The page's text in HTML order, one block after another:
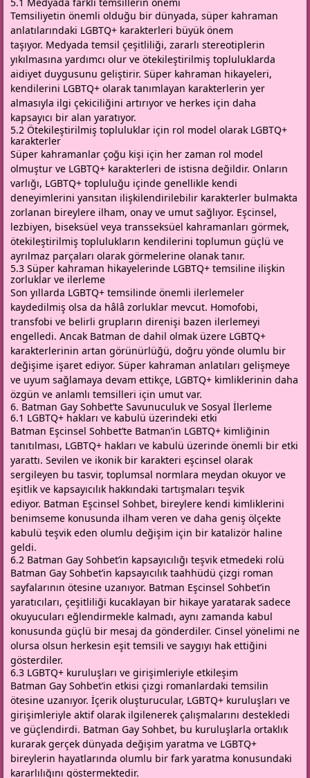
Temsiliyetin önemli olduğu bir dünyada, süper kahraman
anlatılarındaki LGBTQ+ karakterleri büyük önem
taşıyor. Medyada temsil çeşitliliği, zararlı stereotiplerin
yıkılmasına yardımcı olur ve ötekileştirilmiş topluluklarda
aidiyet duygusunu geliştirir. Süper kahraman hikayeleri,
kendilerini LGBTQ+ olarak tanımlayan karakterlerin yer
almasıyla ilgi çekiciliğini artırıyor ve herkes için daha
kapsayıcı bir alan yaratıyor.
5.2 Ötekileştirilmiş topluluklar için rol model olarak LGBTQ+
karakterler
Süper kahramanlar çoğu kişi için her zaman rol model
olmuştur ve LGBTQ+ karakterleri de istisna değildir. Onların
varlığı, LGBTQ+ topluluğu içinde genellikle kendi
deneyimlerini yansıtan ilişkilendirilebilir karakterler bulmakta
zorlanan bireylere ilham, onay ve umut sağlıyor. Eşcinsel,
lezbiyen, biseksüel veya transseksüel kahramanları görmek,
ötekileştirilmiş toplulukların kendilerini toplumun güçlü ve
ayrılmaz parçaları olarak görmelerine olanak tanır.
5.3 Süper kahraman hikayelerinde LGBTQ+ temsiline ilişkin
zorluklar ve ilerleme
Son yıllarda LGBTQ+ temsilinde önemli ilerlemeler
kaydedilmiş olsa da hâlâ zorluklar mevcut. Homofobi,
transfobi ve belirli grupların direnişi bazen ilerlemeyi
engelledi. Ancak Batman de dahil olmak üzere LGBTQ+
karakterlerinin artan görünürlüğü, doğru yönde olumlu bir
değişime işaret ediyor. Süper kahraman anlatıları gelişmeye
ve uyum sağlamaya devam ettikçe, LGBTQ+ kimliklerinin daha
özgün ve anlamlı temsilleri için umut var.
6. Batman Gay Sohbet’te Savunuculuk ve Sosyal İlerleme
6.1 LGBTQ+ hakları ve kabulü üzerindeki etki
Batman Eşcinsel Sohbet’te Batman’in LGBTQ+ kimliğinin
tanıtılması, LGBTQ+ hakları ve kabulü üzerinde önemli bir etki
yarattı. Sevilen ve ikonik bir karakteri eşcinsel olarak
sergileyen bu tasvir, toplumsal normlara meydan okuyor ve
eşitlik ve kapsayıcılık hakkındaki tartışmaları teşvik
ediyor. Batman Eşcinsel Sohbet, bireylere kendi kimliklerini
benimseme konusunda ilham veren ve daha geniş ölçekte
kabulü teşvik eden olumlu değişim için bir katalizör haline
geldi.
6.2 Batman Gay Sohbet’in kapsayıcılığı teşvik etmedeki rolü
Batman Gay Sohbet’in kapsayıcılık taahhüdü çizgi roman
sayfalarının ötesine uzanıyor. Batman Eşcinsel Sohbet’in
yaratıcıları, çeşitliliği kucaklayan bir hikaye yaratarak sadece
okuyucuları eğlendirmekle kalmadı, aynı zamanda kabul
konusunda güçlü bir mesaj da gönderdiler. Cinsel yönelimi ne
olursa olsun herkesin eşit temsili ve saygıyı hak ettiğini
gösterdiler.
6.3 LGBTQ+ kuruluşları ve girişimleriyle etkileşim
Batman Gay Sohbet’in etkisi çizgi romanlardaki temsilin
ötesine uzanıyor. İçerik oluşturucular, LGBTQ+ kuruluşları ve
girişimleriyle aktif olarak ilgilenerek çalışmalarını destekledi
ve güçlendirdi. Batman Gay Sohbet, bu kuruluşlarla ortaklık
kurarak gerçek dünyada değişim yaratma ve LGBTQ+
bireylerin hayatlarında olumlu bir fark yaratma konusundaki
kararlılığını göstermektedir.